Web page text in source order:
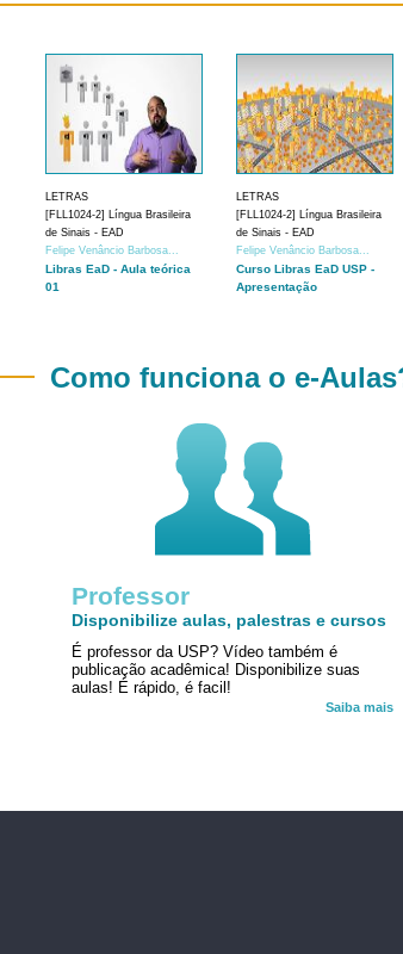
LETRAS
[FLL1024-2] Língua Brasileira
de Sinais - EAD
Felipe Venâncio Barbosa...
Libras EaD - Aula teórica
01
LETRAS
[FLL1024-2] Língua Brasileira
de Sinais - EAD
Felipe Venâncio Barbosa...
Curso Libras EaD USP -
Apresentação
Como funciona o e-
Professor
Disponibilize aulas, palestras e cursos
É professor da USP? Vídeo também é
publicação acadêmica! Disponibilize suas
aulas! É rápido, é facil!
Saiba mais